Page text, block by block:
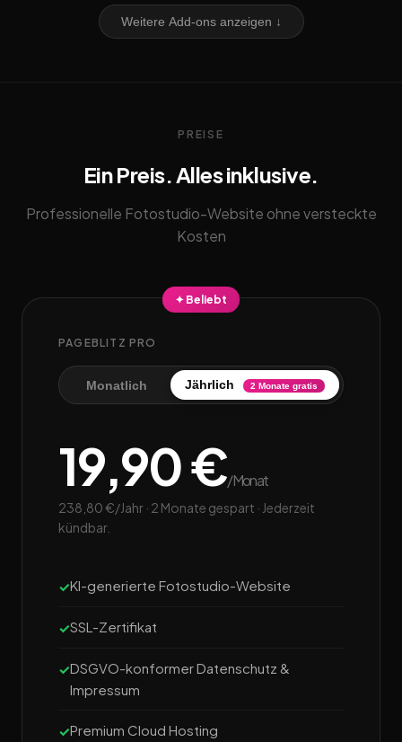
Weitere Add-ons anzeigen ↓
PREISE
Ein Preis. Alles inklusive.
Professionelle Fotostudio-Website ohne versteckte
Kosten
✦ Beliebt
PAGEBLITZ PRO
Monatlich Jährlich 2 Monate gratis
19,90 €/Monat
238,80 €/Jahr · 2 Monate gespart · Jederzeit
kündbar.
KI-generierte Fotostudio-Website
SSL-Zertifikat
DSGVO-konformer Datenschutz &
Impressum
Premium Cloud Hosting